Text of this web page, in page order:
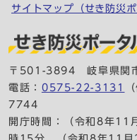
サイトマップ（せき防災ポ
〒501-3894 岐阜県関
電話： 0575-22-3131
7744
開庁時間：（令和8年